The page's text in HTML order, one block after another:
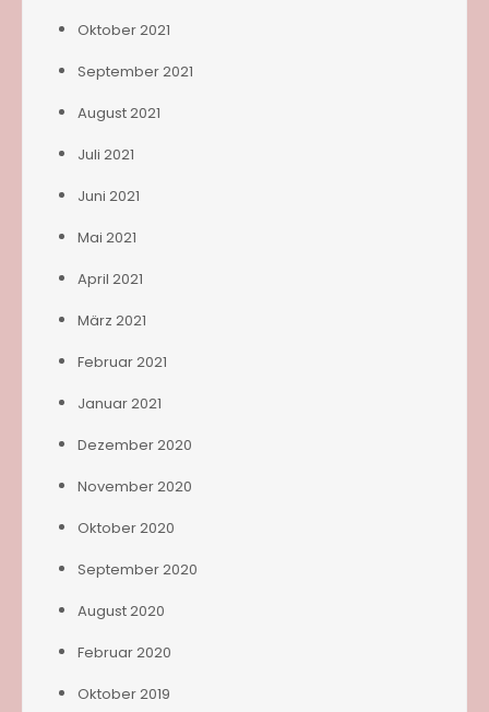
Oktober 2021
September 2021
August 2021
Juli 2021
Juni 2021
Mai 2021
April 2021
März 2021
Februar 2021
Januar 2021
Dezember 2020
November 2020
Oktober 2020
September 2020
August 2020
Februar 2020
Oktober 2019